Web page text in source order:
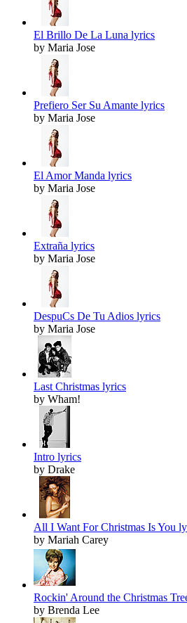
El Brillo De La Luna lyrics
by Maria Jose
Prefiero Ser Su Amante lyrics
by Maria Jose
El Amor Manda lyrics
by Maria Jose
Extraña lyrics
by Maria Jose
DespuCs De Tu Adios lyrics
by Maria Jose
Last Christmas lyrics
by Wham!
Intro lyrics
by Drake
All I Want For Christmas Is You
by Mariah Carey
Rockin' Around the Christmas
by Brenda Lee